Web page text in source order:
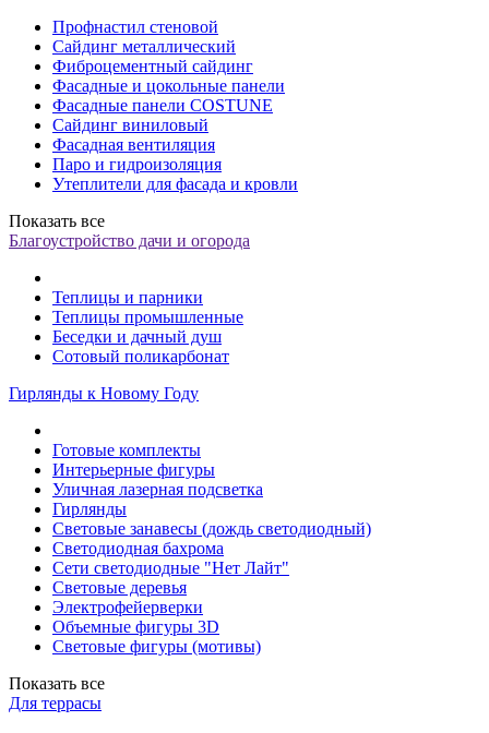
Профнастил стеновой
Сайдинг металлический
Фиброцементный сайдинг
Фасадные и цокольные панели
Фасадные панели COSTUNE
Сайдинг виниловый
Фасадная вентиляция
Паро и гидроизоляция
Утеплители для фасада и кровли
Показать все
Благоустройство дачи и огорода
Теплицы и парники
Теплицы промышленные
Беседки и дачный душ
Сотовый поликарбонат
Гирлянды к Новому Году
Готовые комплекты
Интерьерные фигуры
Уличная лазерная подсветка
Гирлянды
Световые занавесы (дождь светодиодный)
Светодиодная бахрома
Сети светодиодные "Нет Лайт"
Световые деревья
Электрофейерверки
Объемные фигуры 3D
Световые фигуры (мотивы)
Показать все
Для террасы